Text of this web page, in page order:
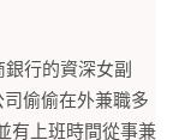
行的資深女副
偷偷在外兼職多
有上班時間從事兼